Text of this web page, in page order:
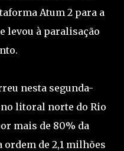
Atum 2 para a
levou à paralisação
nesta segunda-
no litoral norte do Rio
mais de 80% da
de 2,1 milhões